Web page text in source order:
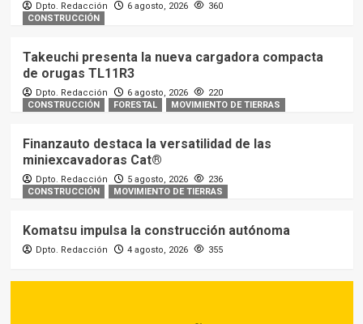
Dpto. Redacción 6 agosto, 2026
360
CONSTRUCCIÓN
Takeuchi presenta la nueva cargadora compacta
de orugas TL11R3
Dpto. Redacción 6 agosto, 2026
220
CONSTRUCCIÓN
FORESTAL MOVIMIENTO DE TIERRAS
Finanzauto destaca la versatilidad de las
miniexcavadoras Cat®
Dpto. Redacción 5 agosto, 2026
236
CONSTRUCCIÓN
MOVIMIENTO DE TIERRAS
Komatsu impulsa la construcción autónoma
Dpto. Redacción 4 agosto, 2026 355